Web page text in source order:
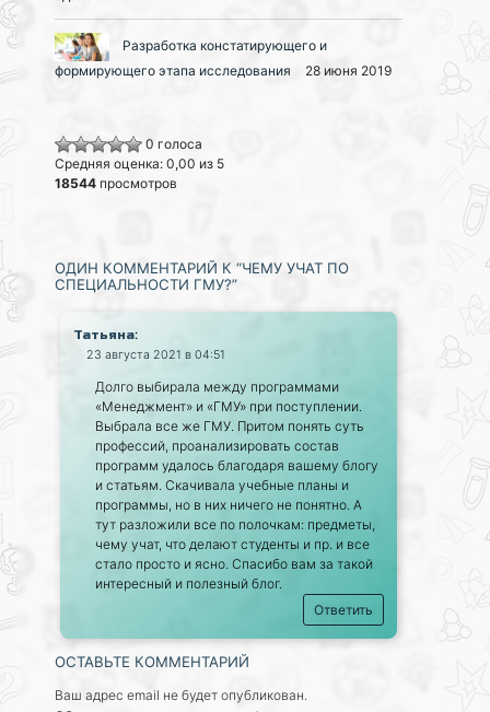
Разработка констатирующего и
формирующего этапа исследования
28 июня 2019
0 голоса
Средняя оценка: 0,00 из 5
18544 просмотров
ОДИН КОММЕНТАРИЙ К “ЧЕМУ УЧАТ ПО
СПЕЦИАЛЬНОСТИ ГМУ?”
Татьяна:
23 августа 2021 в 04:51
Долго выбирала между программами
«Менеджмент» и «ГМУ» при поступлении.
Выбрала все же ГМУ. Притом понять суть
профессий, проанализировать состав
программ удалось благодаря вашему блогу
и статьям. Скачивала учебные планы и
программы, но в них ничего не понятно. А
тут разложили все по полочкам: предметы,
чему учат, что делают студенты и пр. и все
стало просто и ясно. Спасибо вам за такой
интересный и полезный блог.
Ответить
ОСТАВЬТЕ КОММЕНТАРИЙ
Ваш адрес email не будет опубликован.